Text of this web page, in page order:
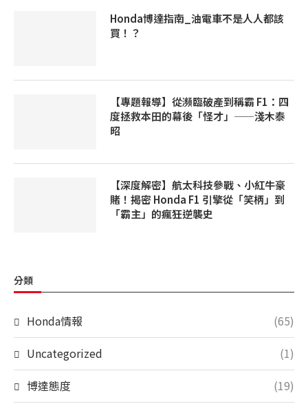
Honda博達指南_油電車不是人人都該
買！？
【專題報導】從瀕臨破產到稱霸 F1：四
度拯救本田的幕後「怪才」——淺木泰
昭
【深度解密】航太科技參戰、小紅牛豪
賭！揭密 Honda F1 引擎從「笑柄」到
「霸主」的瘋狂逆襲史
分類
Honda情報
(65)
Uncategorized
(1)
博達態度
(19)